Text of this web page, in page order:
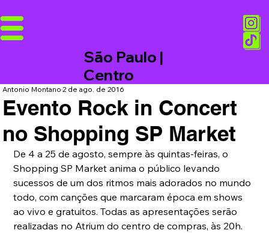
São Paulo |
Centro
Evento Rock in Concert
no Shopping SP Market
Antonio Montano2 de ago. de 2016
De 4 a 25 de agosto, sempre às quintas-feiras, o
Shopping SP Market anima o público levando
sucessos de um dos ritmos mais adorados no mundo
todo, com canções que marcaram época em shows
ao vivo e gratuitos. Todas as apresentações serão
realizadas no Atrium do centro de compras, às 20h.